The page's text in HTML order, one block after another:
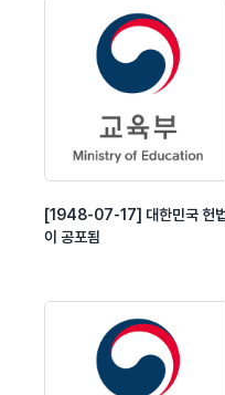
[1948-07-17] 대한민국 헌
이 공포됨